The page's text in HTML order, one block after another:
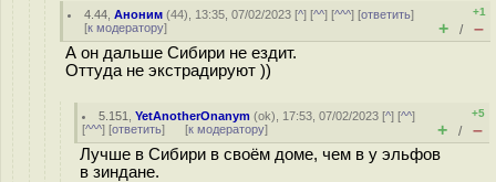
4.44 ,Аноним (44), 13:35, 07/02/2023 [^] [^^] [^^^] [ответить]
[к модератору]
+1
+ / –
А он дальше Сибири не ездит.
Оттуда не экстрадируют ))
5.151 ,YetAnotherOnanym (ok), 17:53, 07/02/2023 [^] [^^]
[^^^] [ответить] [к модератору]
+5
+ / –
Лучше в Сибири в своём доме, чем в у эльфов
в зиндане.